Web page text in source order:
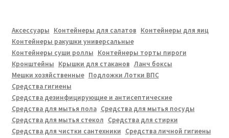
Аксессуары Контейнеры для салатов Контейнеры для яиц
Контейнеры ракушки универсальные
Контейнеры суши роллы Контейнеры торты пироги
Кронштейны Крышки для стаканов Ланч боксы
Мешки хозяйственные Подложки Лотки ВПС
Средства гигиены
Средства дезинфицирующие и антисептические
Средства для мытья пола Средства для мытья посуды
Средства для мытья стекол Средства для стирки
Средства для чистки сантехники Средства личной гигиены